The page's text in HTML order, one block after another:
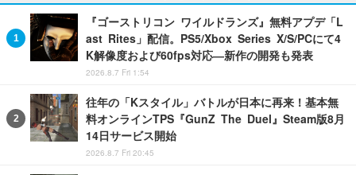
『ゴーストリコン ワイルドランズ』無料アプデ「L
ast Rites」配信。PS5/Xbox Series X/S/PCにて4
K解像度および60fps対応―新作の開発も発表
2026.8.7 Fri 1:54
往年の「Kスタイル」バトルが日本に再来！基本無
料オンラインTPS『GunZ The Duel』Steam版8月
14日サービス開始
2026.8.7 Fri 20:45